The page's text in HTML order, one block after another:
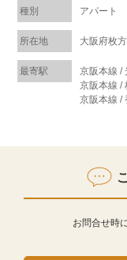
種別 アパート
所在地 大阪府枚
最寄駅
京阪本線 /
京阪本線 /
京阪本線 /
お問合せ時